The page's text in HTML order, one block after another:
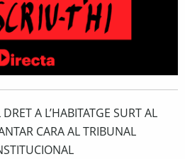
A L’HABITATGE SURT AL
CARA AL TRIBUNAL